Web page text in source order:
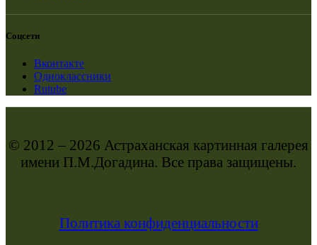
Соцсети
Вконтакте
Одноклассники
Rutube
© 2012 – 2026 Астраханская картинная галерея
имени П.М.Догадина. Все права защищены.
Политика конфиденциальности